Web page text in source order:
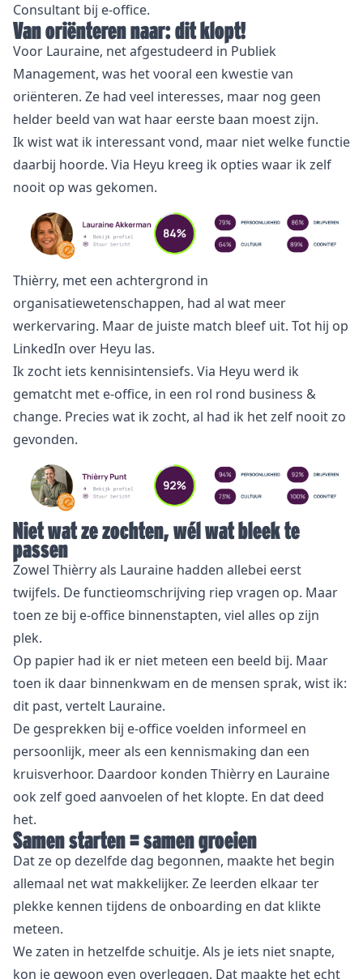
Consultant bij e-office.
Van oriënteren naar: dit klopt!
Voor Lauraine, net afgestudeerd in Publiek
Management, was het vooral een kwestie van
oriënteren. Ze had veel interesses, maar nog geen
helder beeld van wat haar eerste baan moest zijn.
Ik wist wat ik interessant vond, maar niet welke functie
daarbij hoorde. Via Heyu kreeg ik opties waar ik zelf
nooit op was gekomen.
Thièrry, met een achtergrond in
organisatiewetenschappen, had al wat meer
werkervaring. Maar de juiste match bleef uit. Tot hij op
LinkedIn over Heyu las.
Ik zocht iets kennisintensiefs. Via Heyu werd ik
gematcht met e-office, in een rol rond business &
change. Precies wat ik zocht, al had ik het zelf nooit zo
gevonden.
Niet wat ze zochten, wél wat bleek te
passen
Zowel Thièrry als Lauraine hadden allebei eerst
twijfels. De functieomschrijving riep vragen op. Maar
toen ze bij e-office binnenstapten, viel alles op zijn
plek.
Op papier had ik er niet meteen een beeld bij. Maar
toen ik daar binnenkwam en de mensen sprak, wist ik:
dit past, vertelt Lauraine.
De gesprekken bij e-office voelden informeel en
persoonlijk, meer als een kennismaking dan een
kruisverhoor. Daardoor konden Thièrry en Lauraine
ook zelf goed aanvoelen of het klopte. En dat deed
het.
Samen starten = samen groeien
Dat ze op dezelfde dag begonnen, maakte het begin
allemaal net wat makkelijker. Ze leerden elkaar ter
plekke kennen tijdens de onboarding en dat klikte
meteen.
We zaten in hetzelfde schuitje. Als je iets niet snapte,
kon je gewoon even overleggen. Dat maakte het echt